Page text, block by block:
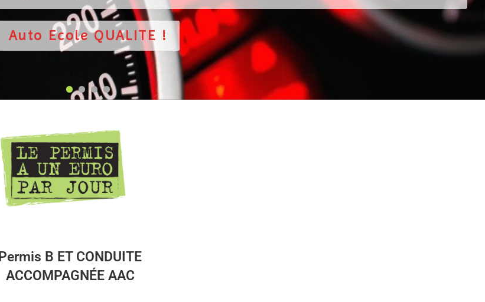
Auto Ecole QUALITE !
Permis B ET CONDUITE
ACCOMPAGNÉE AAC